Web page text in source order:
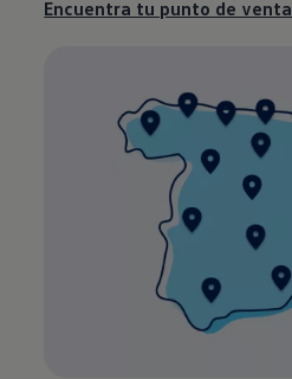
Encuentra tu punto de venta